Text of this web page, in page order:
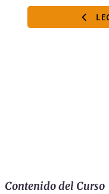
Contenido del Curso